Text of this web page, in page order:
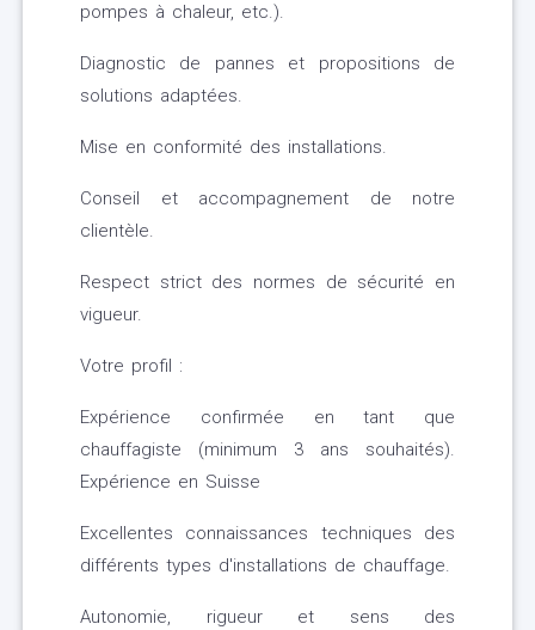
pompes à chaleur, etc.).
Diagnostic de pannes et propositions de
solutions adaptées.
Mise en conformité des installations.
Conseil et accompagnement de notre
clientèle.
Respect strict des normes de sécurité en
vigueur.
Votre profil :
Expérience confirmée en tant que
chauffagiste (minimum 3 ans souhaités).
Expérience en Suisse
Excellentes connaissances techniques des
différents types d'installations de chauffage.
Autonomie, rigueur et sens des